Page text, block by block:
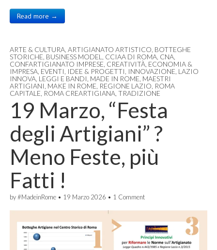
Read more →
ARTE & CULTURA ARTIGIANATO ARTISTICO BOTTEGHE
STORICHE BUSINESS MODEL CCIAA DI ROMA CNA
CONFARTIGIANATO IMPRESE CREATIVITÀ ECONOMIA &
IMPRESA EVENTI IDEE & PROGETTI INNOVAZIONE LAZIO
INNOVA LEGGI E BANDI MADE IN ROME MAESTRI
ARTIGIANI MAKE IN ROME REGIONE LAZIO ROMA
CAPITALE ROMA CREARTIGIANA TRADIZIONE
19 Marzo, “Festa
degli Artigiani” ?
Meno Feste, più
Fatti !
by#MadeinRome • 19 Marzo 2026 • 1 Comment